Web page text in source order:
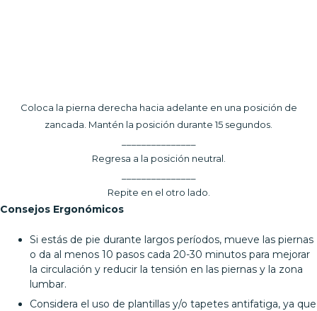
Coloca la pierna derecha hacia adelante en una posición de
zancada. Mantén la posición durante 15 segundos.
Regresa a la posición neutral.
Repite en el otro lado.
Consejos Ergonómicos
Si estás de pie durante largos períodos, mueve las piernas
o da al menos 10 pasos cada 20-30 minutos para mejorar
la circulación y reducir la tensión en las piernas y la zona
lumbar.
Considera el uso de plantillas y/o tapetes antifatiga, ya que